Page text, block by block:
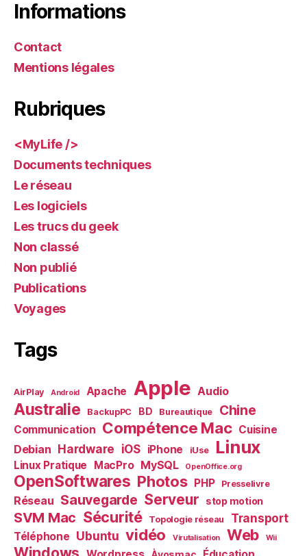
Informations
Contact
Mentions légales
Rubriques
<MyLife />
Documents techniques
Le réseau
Les logiciels
Les trucs du geek
Non classé
Non publié
Publications
Voyages
Tags
AirPlay Android Apache Apple Audio
Australie BackupPC BD Bureautique Chine
Communication Compétence Mac Cuisine
Debian Hardware iOS iPhone iUse Linux
Linux Pratique MacPro MySQL OpenOffice.org
OpenSoftwares Photos PHP Presselivre
Réseau Sauvegarde Serveur stop motion
SVM Mac Sécurité Topologie réseau Transport
Téléphone Ubuntu vidéo Virutalisation Web Wii